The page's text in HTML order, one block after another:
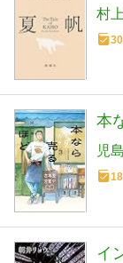
村
本
児
イ